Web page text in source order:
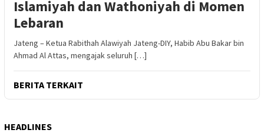
Islamiyah dan Wathoniyah di Momen
Lebaran
Jateng – Ketua Rabithah Alawiyah Jateng-DIY, Habib Abu Bakar bin
Ahmad Al Attas, mengajak seluruh […]
BERITA TERKAIT
HEADLINES